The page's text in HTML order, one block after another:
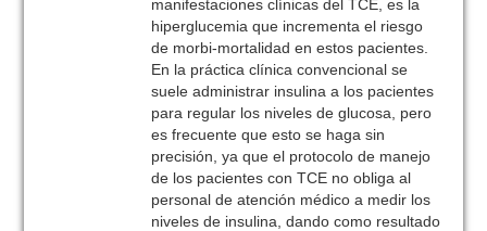
manifestaciones clínicas del TCE, es la
hiperglucemia que incrementa el riesgo
de morbi-mortalidad en estos pacientes.
En la práctica clínica convencional se
suele administrar insulina a los pacientes
para regular los niveles de glucosa, pero
es frecuente que esto se haga sin
precisión, ya que el protocolo de manejo
de los pacientes con TCE no obliga al
personal de atención médico a medir los
niveles de insulina, dando como resultado